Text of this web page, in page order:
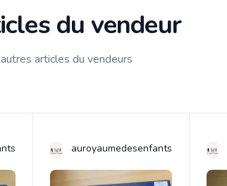
du vendeur
articles du vendeurs
auroyaumedesenfants